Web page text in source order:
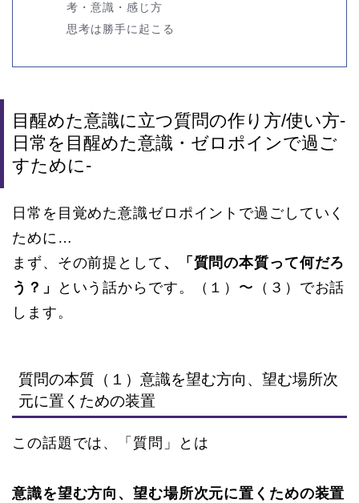
考・意識・感じ方
思考は勝手に起こる
目醒めた意識に立つ質問の作り方/使い方-
日常を目醒めた意識・ゼロポインで過ご
すために-
日常を目覚めた意識ゼロポイントで過ごしていく
ために…
まず、その前提として 、「質問の本質って何だろ
う？」
という話からです。（１）〜（３）でお話
します。
質問の本質（１）意識を望む方向、望む場所次
元に置くための装置
この話題では、「質問」とは
意識を望む方向、望む場所次元に置くための装置